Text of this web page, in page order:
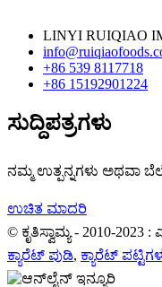
LINYI RUIQIAO
+86 539 8117718
+86 15192901224
ಸುದ್ದಿಪತ್ರಗಳು
ನಮ್ಮ ಉತ್ಪನ್ನಗಳು ಅಥವಾ
ಉಚಿತ ಮಾದರಿ
© ಕೃತಿಸ್ವಾಮ್ಯ - 2010-2023
ಕ್ಯಾರೆಟ್ ಪುಡಿ, ಕ್ಯಾರೆಟ್